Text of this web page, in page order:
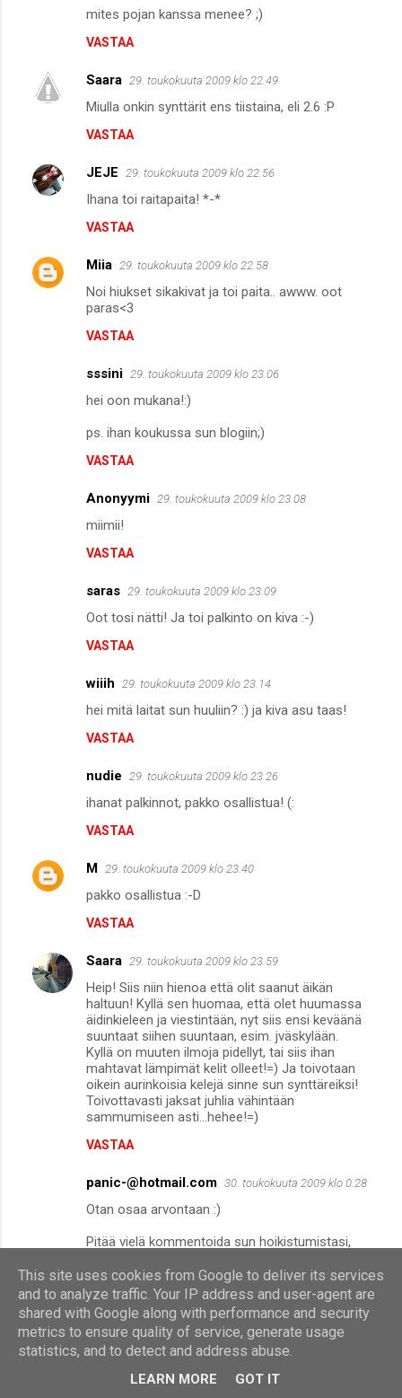
mites pojan kanssa menee? ;)
VASTAA
Saara 29. toukokuuta 2009 klo 22.49
Miulla onkin synttärit ens tiistaina, eli 2.6 :P
VASTAA
JEJE 29. toukokuuta 2009 klo 22.56
Ihana toi raitapaita! *-*
VASTAA
Miia 29. toukokuuta 2009 klo 22.58
Noi hiukset sikakivat ja toi paita.. awww. oot
paras<3
VASTAA
sssini 29. toukokuuta 2009 klo 23.06
hei oon mukana!:)
ps. ihan koukussa sun blogiin;)
VASTAA
Anonyymi 29. toukokuuta 2009 klo 23.08
miimii!
VASTAA
saras 29. toukokuuta 2009 klo 23.09
Oot tosi nätti! Ja toi palkinto on kiva :-)
VASTAA
wiiih 29. toukokuuta 2009 klo 23.14
hei mitä laitat sun huuliin? :) ja kiva asu taas!
VASTAA
nudie 29. toukokuuta 2009 klo 23.26
ihanat palkinnot, pakko osallistua! (:
VASTAA
M 29. toukokuuta 2009 klo 23.40
pakko osallistua :-D
VASTAA
Saara 29. toukokuuta 2009 klo 23.59
Heip! Siis niin hienoa että olit saanut äikän
haltuun! Kyllä sen huomaa, että olet huumassa
äidinkieleen ja viestintään, nyt siis ensi keväänä
suuntaat siihen suuntaan, esim. jväskylään.
Kyllä on muuten ilmoja pidellyt, tai siis ihan
mahtavat lämpimät kelit olleet!=) Ja toivotaan
oikein aurinkoisia kelejä sinne sun synttäreiksi!
Toivottavasti jaksat juhlia vähintään
sammumiseen asti...hehee!=)
VASTAA
panic-@hotmail.com 30. toukokuuta 2009 klo 0.28
Otan osaa arvontaan :)
Pitää vielä kommentoida sun hoikistumistasi,
Musta oot nyt juuri loistavasa kunnossa, sillä
sulla on kauniit kurvit :)
älä laihdu liikaa
VASTAA
JonnaJee! 30. toukokuuta 2009 klo 0.31
This site uses cookies from Google to deliver its services
and to analyze traffic. Your IP address and user-agent are
shared with Google along with performance and security
metrics to ensure quality of service, generate usage
statistics, and to detect and address abuse.
LEARN MORE GOT IT